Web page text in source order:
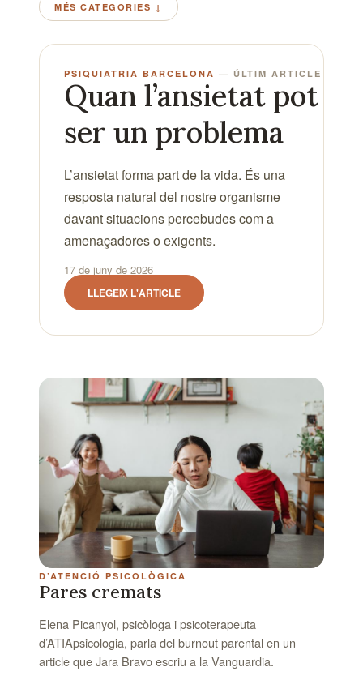
MÉS CATEGORIES
PSIQUIATRIA BARCELONA
Quan l’ansietat pot
ser un problema
L’ansietat forma part de la vida. És una
resposta natural del nostre organisme
davant situacions percebudes com a
amenaçadores o exigents.
17 de juny de 2026
D’ATENCIÓ PSICOLÒGICA
Pares cremats
Elena Picanyol, psicòloga i psicoterapeuta
d’ATIApsicologia, parla del burnout parental en un
article que Jara Bravo escriu a la Vanguardia.